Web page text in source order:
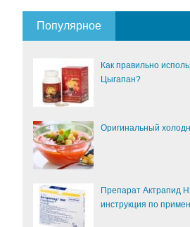
Популярное
Как правильно
Цыгапан?
Оригинальный
Препарат Актрапид
инструкция по